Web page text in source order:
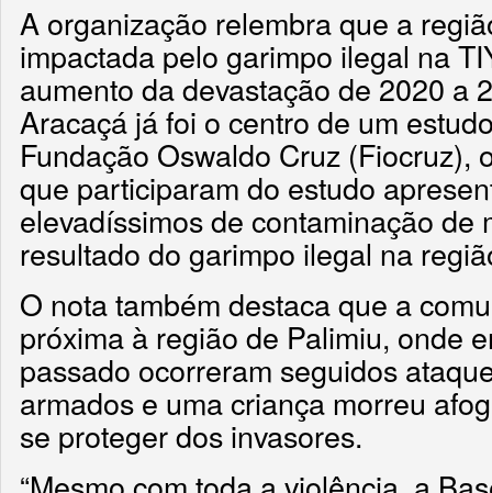
A organização relembra que a
impactada pelo garimpo ilegal na
aumento da devastação de 2020 a
Aracaçá já foi o centro de um
Fundação Oswaldo Cruz (Fiocruz),
que participaram do estudo
elevadíssimos de contaminação de
resultado do garimpo ilegal na
O nota também destaca que a
próxima à região de Palimiu, onde
passado ocorreram seguidos
armados e uma criança morreu
se proteger dos invasores.